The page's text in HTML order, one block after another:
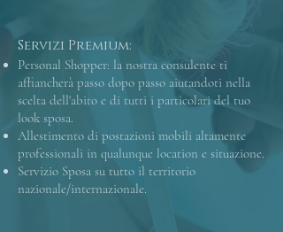
Servizi Premium:
​Personal Shopper: la nostra consulente ti
affiancherà passo dopo passo aiutandoti nella
scelta dell'abito e di tutti i particolari del tuo
look sposa.
Allestimento di postazioni mobili altamente
professionali in qualunque location e situazione.
Servizio Sposa su tutto il territorio
nazionale/internazionale.